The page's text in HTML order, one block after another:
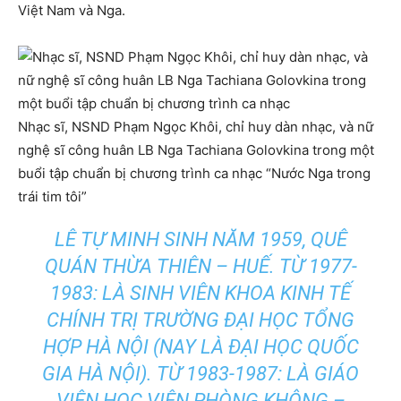
Việt Nam và Nga.
Nhạc sĩ, NSND Phạm Ngọc Khôi, chỉ huy dàn nhạc, và nữ
nghệ sĩ công huân LB Nga Tachiana Golovkina trong một
buổi tập chuẩn bị chương trình ca nhạc “Nước Nga trong
trái tim tôi”
LÊ TỰ MINH SINH NĂM 1959, QUÊ
QUÁN THỪA THIÊN – HUẾ. TỪ 1977-
1983: LÀ SINH VIÊN KHOA KINH TẾ
CHÍNH TRỊ TRƯỜNG ĐẠI HỌC TỔNG
HỢP HÀ NỘI (NAY LÀ ĐẠI HỌC QUỐC
GIA HÀ NỘI). TỪ 1983-1987: LÀ GIÁO